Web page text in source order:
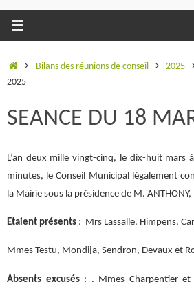
AccueilBilans des réunions de conseil 2025
2025
SEANCE DU 18
L’an deux mille vingt-cinq, le dix-huit mars
minutes, le Conseil Municipal légalement
la Mairie sous la présidence de M.
Etaient présents : Mrs Lassalle, Himpens,
Mmes Testu, Mondija, Sendron, Devaux et
Absents excusés : . Mmes Charpentier et